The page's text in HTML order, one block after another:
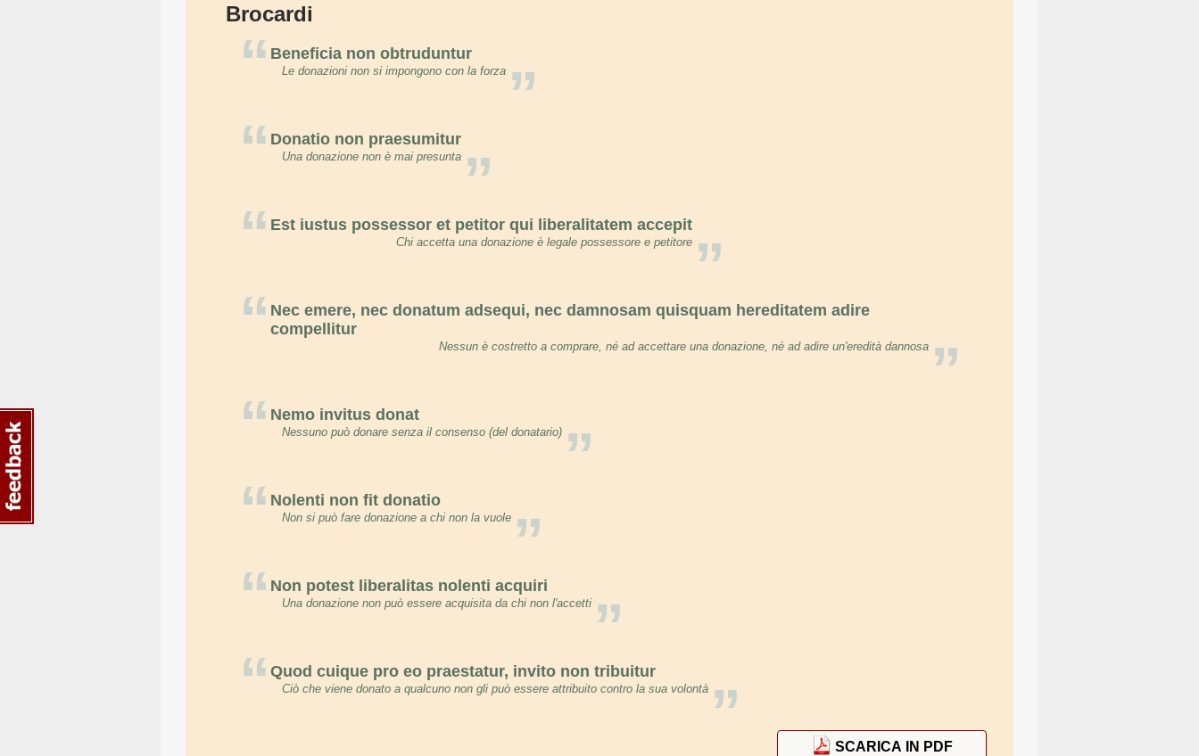
Brocardi
“ Beneficia non obtruduntur
”
Le donazioni non si impongono con la forza
“ Donatio non praesumitur
”
Una donazione non è mai presunta
“ Est iustus possessor et petitor qui liberalitatem accepit
”
Chi accetta una donazione è legale possessore e petitore
“ Nec emere, nec donatum adsequi, nec damnosam quisquam hereditatem adire
compellitur
”
Nessun è costretto a comprare, né ad accettare una donazione, né ad adire un'eredità dannosa
“ Nemo invitus donat
”
Nessuno può donare senza il consenso (del donatario)
“ Nolenti non fit donatio
”
Non si può fare donazione a chi non la vuole
“ Non potest liberalitas nolenti acquiri
”
Una donazione non può essere acquisita da chi non l'accetti
“ Quod cuique pro eo praestatur, invito non tribuitur
”
Ciò che viene donato a qualcuno non gli può essere attribuito contro la sua volontà
SCARICA IN PDF